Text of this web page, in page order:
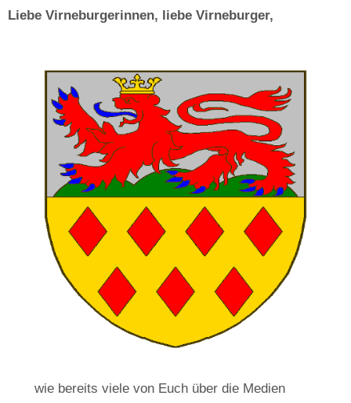
Liebe Virneburgerinnen, liebe Virneburger,
wie bereits viele von Euch über die Medien